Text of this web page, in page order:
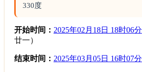
330度
开始时间： 2025年02月18日 18时06分
廿一）
结束时间： 2025年03月05日 16时07分